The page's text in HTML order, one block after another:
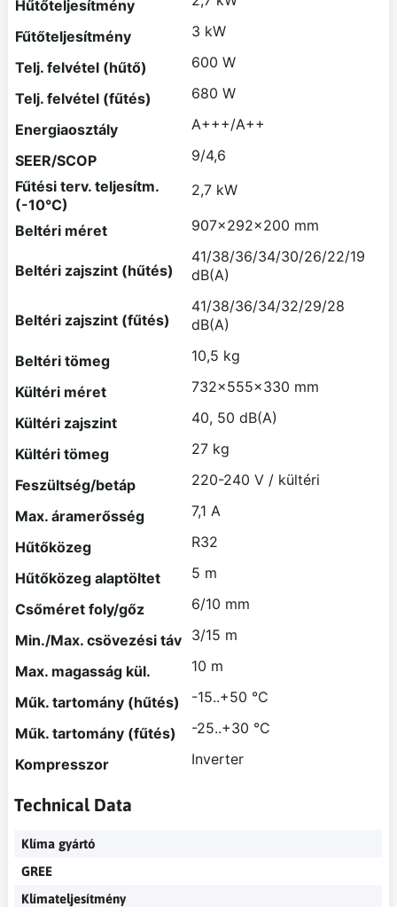
Hűtőteljesítmény
Fűtőteljesítmény 3 kW
Telj. felvétel (hűtő) 600 W
Telj. felvétel (fűtés) 680 W
Energiaosztály A+++/A++
SEER/SCOP
9/4,6
Fűtési terv. teljesítm.
(-10°C)
2,7 kW
Beltéri méret 907x292x200 mm
Beltéri zajszint (hűtés)
41/38/36/34/30/26/22/19
dB(A)
Beltéri zajszint (fűtés)
41/38/36/34/32/29/28
dB(A)
Beltéri tömeg 10,5 kg
Kültéri méret 732x555x330 mm
Kültéri zajszint 40, 50 dB(A)
Kültéri tömeg 27 kg
Feszültség/betáp 220-240 V / kültéri
Max. áramerősség 7,1 A
Hűtőközeg R32
Hűtőközeg alaptöltet 5 m
Csőméret foly/gőz 6/10 mm
Min./Max. csövezési táv 3/15 m
Max. magasság kül. 10 m
Műk. tartomány (hűtés) -15..+50 °C
Műk. tartomány (fűtés) -25..+30 °C
Kompresszor Inverter
Technical Data
Klíma gyártó
GREE
Klímateljesítmény